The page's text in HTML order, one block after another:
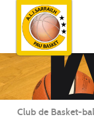
Club de Basket-
Panneau de gestion des